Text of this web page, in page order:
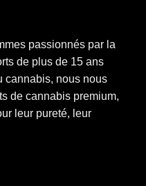
passionnés par la
de plus de 15 ans
cannabis, nous nous
de cannabis premium,
leur pureté, leur